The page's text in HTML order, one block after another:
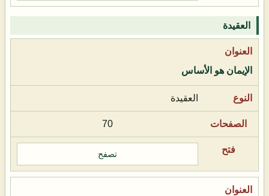
العقيدة
الإيمان هو الأساس
العقيدة
70
تصفح